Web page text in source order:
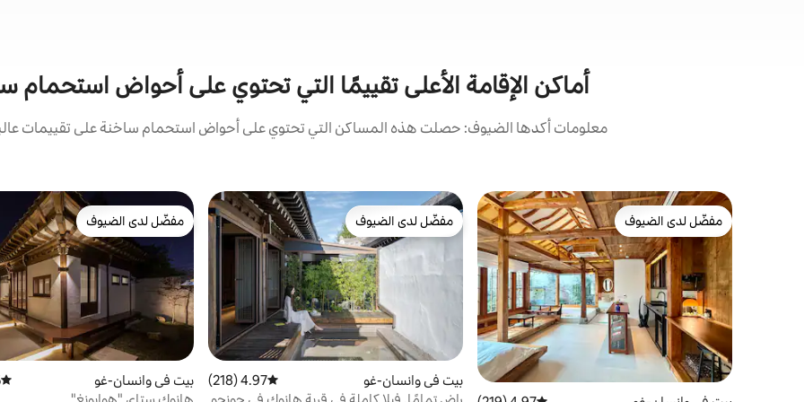
أماكن الإقامة الأعلى تقييمًا التي تحتوي على أحواض
معلومات أكدها الضيوف: حصلت هذه المساكن التي تحتوي على أحواض استحمام ساخنة على تقييمات
مفضّل لدى الضيوف
مفضّل لدى الضيوف
مفضّل لدى الضيوف
مفضّل لدى الضيوف
بيت في وانسان-غو متوسط التقييم 4.97 من 5، 218 مراجعات
4.97 (218)
مفضّل لدى الضيوف
مفضّل لدى الضيوف
بيت في وانسان-غو